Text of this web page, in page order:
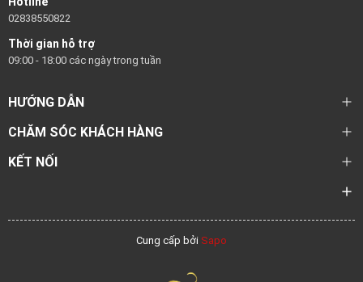
02838550822
Thời gian hỗ trợ
09:00 - 18:00 các ngày trong tuần
HƯỚNG DẪN
CHĂM SÓC KHÁCH HÀNG
KẾT NỐI
Cung cấp bởi Sapo